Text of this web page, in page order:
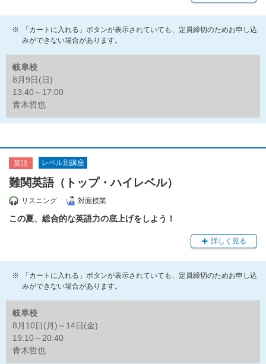
「カートに入れる」ボタンが表示されていても、定員締切のためお申し込
みができない場合があります。
岐阜校
8月9日(日)
13:40～17:00
青木哲也
英語 レベル別講座
難関英語（トップ・ハイレベル）
リスニング 対面授業
この夏、総合的な英語力の底上げをしよう！
詳しく見る
「カートに入れる」ボタンが表示されていても、定員締切のためお申し込
みができない場合があります。
岐阜校
8月10日(月)～14日(金)
19:10～20:40
青木哲也